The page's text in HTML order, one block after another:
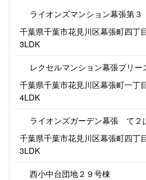
ライオンズマンション幕張第３
千葉県千葉市花見川区幕張町四丁
3LDK
レクセルマンション幕張ブリー
千葉県千葉市花見川区幕張町一丁
4LDK
ライオンズガーデン幕張 て２
千葉県千葉市花見川区幕張町四丁
3LDK
西小中台団地２９号棟